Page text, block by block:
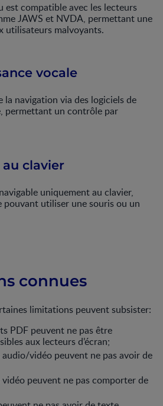
est compatible avec les lecteurs
JAWS et NVDA, permettant une
utilisateurs malvoyants.
vocale
la navigation via des logiciels de
permettant un contrôle par
clavier
uniquement au clavier,
pouvant utiliser une souris ou un
connues
limitations peuvent subsister:
PDF peuvent ne pas être
aux lecteurs d’écran;
vidéo peuvent ne pas avoir de
peuvent ne pas comporter de